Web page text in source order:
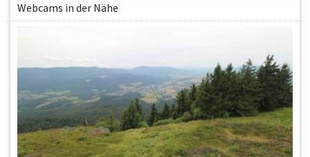
Webcams in der Nähe